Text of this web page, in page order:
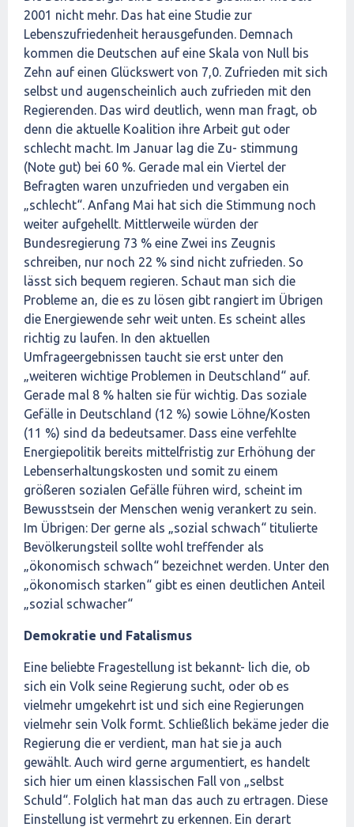
2001 nicht mehr. Das hat eine Studie zur
Lebenszufriedenheit herausgefunden. Demnach
kommen die Deutschen auf eine Skala von Null bis
Zehn auf einen Glückswert von 7,0. Zufrieden mit sich
selbst und augenscheinlich auch zufrieden mit den
Regierenden. Das wird deutlich, wenn man fragt, ob
denn die aktuelle Koalition ihre Arbeit gut oder
schlecht macht. Im Januar lag die Zu- stimmung
(Note gut) bei 60 %. Gerade mal ein Viertel der
Befragten waren unzufrieden und vergaben ein
„schlecht“. Anfang Mai hat sich die Stimmung noch
weiter aufgehellt. Mittlerweile würden der
Bundesregierung 73 % eine Zwei ins Zeugnis
schreiben, nur noch 22 % sind nicht zufrieden. So
lässt sich bequem regieren. Schaut man sich die
Probleme an, die es zu lösen gibt rangiert im Übrigen
die Energiewende sehr weit unten. Es scheint alles
richtig zu laufen. In den aktuellen
Umfrageergebnissen taucht sie erst unter den
„weiteren wichtige Problemen in Deutschland“ auf.
Gerade mal 8 % halten sie für wichtig. Das soziale
Gefälle in Deutschland (12 %) sowie Löhne/Kosten
(11 %) sind da bedeutsamer. Dass eine verfehlte
Energiepolitik bereits mittelfristig zur Erhöhung der
Lebenserhaltungskosten und somit zu einem
größeren sozialen Gefälle führen wird, scheint im
Bewusstsein der Menschen wenig verankert zu sein.
Im Übrigen: Der gerne als „sozial schwach“ titulierte
Bevölkerungsteil sollte wohl treffender als
„ökonomisch schwach“ bezeichnet werden. Unter den
„ökonomisch starken“ gibt es einen deutlichen Anteil
„sozial schwacher“
Demokratie und Fatalismus
Eine beliebte Fragestellung ist bekannt- lich die, ob
sich ein Volk seine Regierung sucht, oder ob es
vielmehr umgekehrt ist und sich eine Regierungen
vielmehr sein Volk formt. Schließlich bekäme jeder die
Regierung die er verdient, man hat sie ja auch
gewählt. Auch wird gerne argumentiert, es handelt
sich hier um einen klassischen Fall von „selbst
Schuld“. Folglich hat man das auch zu ertragen. Diese
Einstellung ist vermehrt zu erkennen. Ein derart